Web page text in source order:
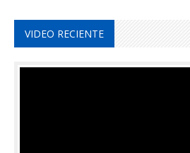
VIDEO RECIENTE